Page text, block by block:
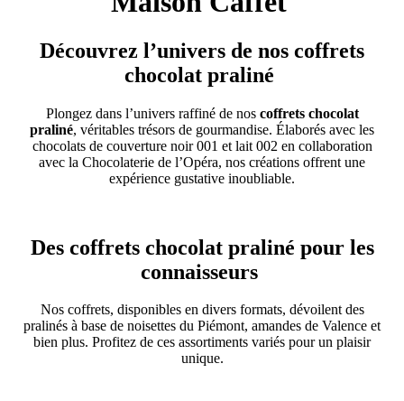
Découvrez l’univers de nos coffrets
chocolat praliné
Plongez dans l’univers raffiné de nos coffrets chocolat
praliné, véritables trésors de gourmandise. Élaborés avec les
chocolats de couverture noir 001 et lait 002 en collaboration
avec la Chocolaterie de l’Opéra, nos créations offrent une
expérience gustative inoubliable.
Des coffrets chocolat praliné pour les
connaisseurs
Nos coffrets, disponibles en divers formats, dévoilent des
pralinés à base de noisettes du Piémont, amandes de Valence et
bien plus. Profitez de ces assortiments variés pour un plaisir
unique.